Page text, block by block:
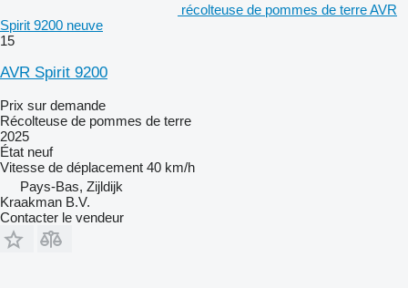
récolteuse de pommes de terre AVR
Spirit 9200 neuve
15
AVR Spirit 9200
Prix sur demande
Récolteuse de pommes de terre
2025
État neuf
Vitesse de déplacement 40 km/h
Pays-Bas, Zijldijk
Kraakman B.V.
Contacter le vendeur